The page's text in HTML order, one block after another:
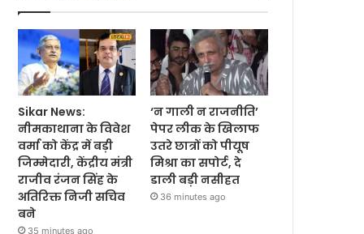
Sikar News:
नीमकाथाना के विवेश
वर्मा को केंद्र में बड़ी
जिम्मेदारी, केंद्रीय मंत्री
राजीव रंजन सिंह के
अतिरिक्त निजी सचिव
बने
35 minutes ago
‘न गाली न राजनीति’
पेपर लीक के खिलाफ
उतरे छात्रों को पीयूष
मिश्रा का सपोर्ट, दे
डाली बड़ी नसीहत
36 minutes ago